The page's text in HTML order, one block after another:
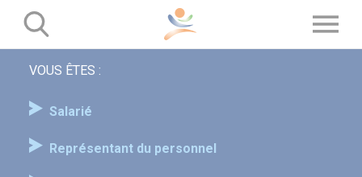
VOUS ÊTES :
Salarié
Représentant du personnel
Panneau de gestion des cookies